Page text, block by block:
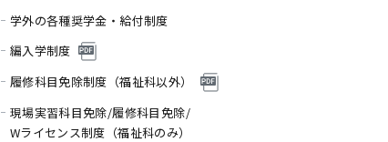
学外の各種奨学金・給付制度
編入学制度
履修科目免除制度（福祉科以外）
現場実習科目免除/履修科目免除/
Wライセンス制度（福祉科のみ）